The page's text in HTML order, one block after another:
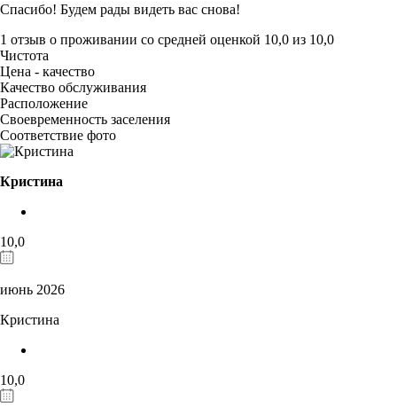
Спасибо! Будем рады видеть вас снова!
1 отзыв о проживании со средней оценкой 10,0 из 10,0
Чистота
Цена - качество
Качество обслуживания
Расположение
Своевременность заселения
Соответствие фото
Кристина
10,0
июнь 2026
Кристина
10,0